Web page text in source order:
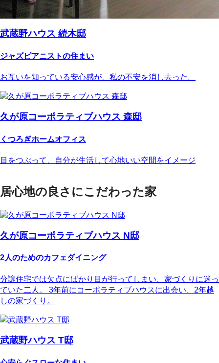
武蔵野ハウス 続木邸
ジャズピアニストの住まい
お互いを知っている安心感が、私の不安を消し去った。
久が原コーポラティブハウス 森邸
くつろぎホームオフィス
目をつぶって、自分が生活して心地いい空間をイメージ
居心地の良さにこだわった家
久が原コーポラティブハウス N邸
2人のためのカフェダイニング
分譲住宅では欠点にばかり目が行ってしまい、家づくりに迷っ
ていた二人。 3年前にコーポラティブハウスに出会い、2年越
しの家づくり。
武蔵野ハウス T邸